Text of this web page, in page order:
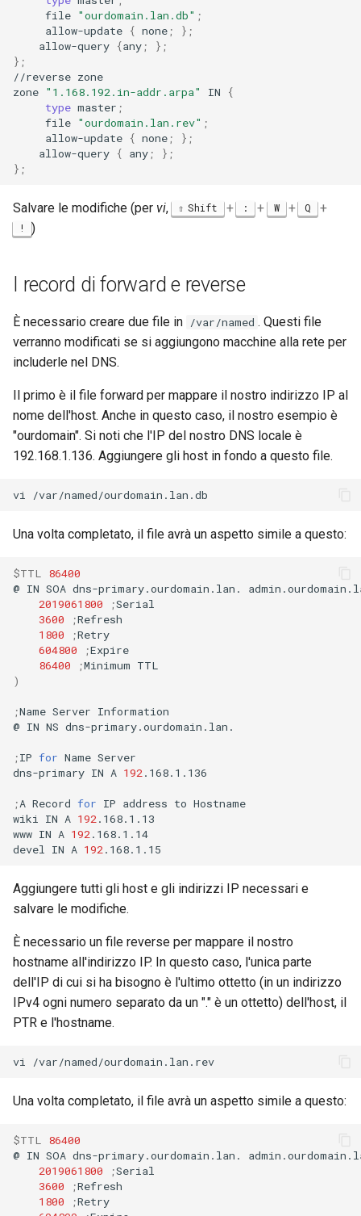
file "ourdomain.lan.db" ;
allow-update { none ; } ;
allow-query {any ; } ;
} ;
//reverse zone
zone "1.168.192.in-addr.arpa" IN
{
type master ;
file "ourdomain.lan.rev" ;
allow-update { none ; } ;
allow-query { any ; } ;
} ;
Salvare le modifiche (per vi, Shift + : + W + Q +
! )
I record di forward e reverse
È necessario creare due file in /var/named . Questi file
verranno modificati se si aggiungono macchine alla rete per
includerle nel DNS.
Il primo è il file forward per mappare il nostro indirizzo IP al
nome dell'host. Anche in questo caso, il nostro esempio è
"ourdomain". Si noti che l'IP del nostro DNS locale è
192.168.1.136. Aggiungere gli host in fondo a questo file.
vi
Una volta completato, il file avrà un aspetto simile a questo:
$TTL
86400
@ IN SOA dns-primary.ourdomain.lan.
2019061800
;
3600
;
1800
;
604800
;
86400
;Minimum
)
;Name Server Information
@ IN NS dns-primary.ourdomain.lan.
;IP for Name Server
dns-primary IN A 192 .168.1.136
;A Record for IP address to Hostname
wiki
IN A 192 .168.1.13
www IN A 192 .168.1.14
devel
IN A 192
Aggiungere tutti gli host e gli indirizzi IP necessari e
salvare le modifiche.
È necessario un file reverse per mappare il nostro
hostname all'indirizzo IP. In questo caso, l'unica parte
dell'IP di cui si ha bisogno è l'ultimo ottetto (in un indirizzo
IPv4 ogni numero separato da un "." è un ottetto) dell'host, il
PTR e l'hostname.
vi
Una volta completato, il file avrà un aspetto simile a questo:
$TTL
86400
@ IN SOA dns-primary.ourdomain.lan.
2019061800
;
3600
;
1800
;